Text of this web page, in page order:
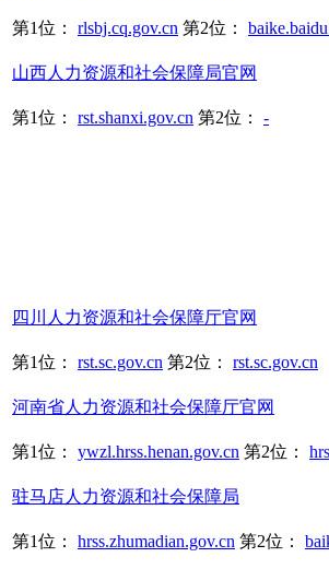
第1位： rlsbj.cq.gov.cn 第2位：
山西人力资源和社会保障局官网
第1位： rst.shanxi.gov.cn 第2位： -
四川 人力资源和社会保障厅官网
第1位： rst.sc.gov.cn 第2位： rst.sc.gov.cn
河南省人力资源和社会保障厅官网
第1位： ywzl.hrss.henan.gov.cn 第2位：
驻马店人力资源和社会保障局
第1位： hrss.zhumadian.gov.cn 第2位：